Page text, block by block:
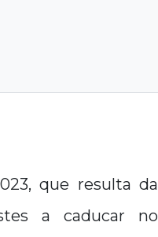
que resulta da
a caducar no